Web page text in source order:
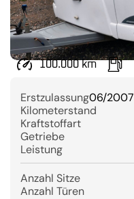
100.000 km
Erstzulassung06/2007
Kilometerstand
Kraftstoffart
Getriebe
Leistung
Anzahl Sitze
Anzahl Türen